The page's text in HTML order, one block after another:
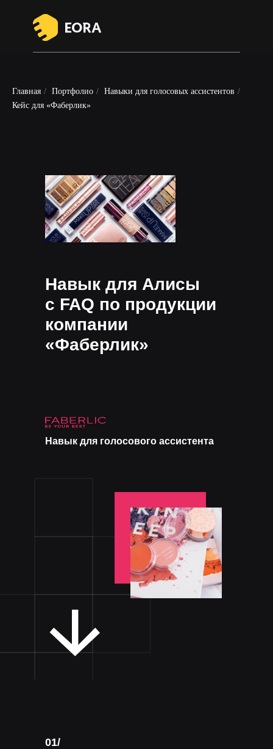
Главная / Портфолио / Навыки для голосовых ассистентов /
Кейс для «Фаберлик»
Навык для Алисы
с FAQ по продукции
компании
«Фаберлик»
Навык для голосового ассистента
01/